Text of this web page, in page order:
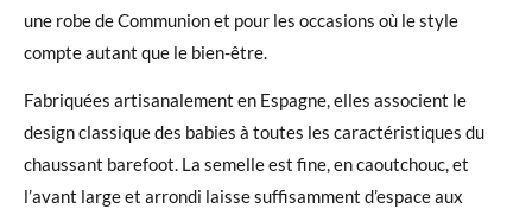
une robe de Communion et pour les occasions où le style
compte autant que le bien-être.
Fabriquées artisanalement en Espagne, elles associent le
design classique des babies à toutes les caractéristiques du
chaussant barefoot. La semelle est fine, en caoutchouc, et
l’avant large et arrondi laisse suffisamment d’espace aux